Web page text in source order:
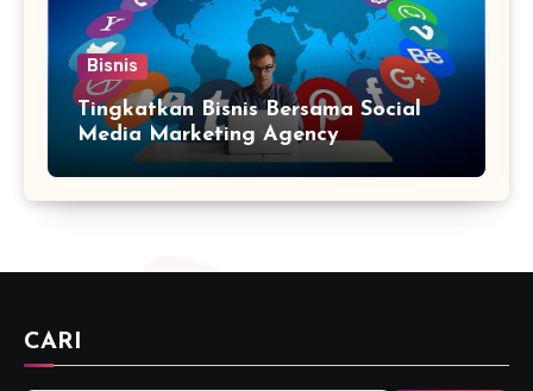
Bisnis
Tingkatkan Bisnis Bersama Social
Media Marketing Agency
CARI